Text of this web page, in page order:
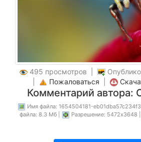
495 просмотров |
Пожаловаться
Комментарий автора:
Имя файла: 1654504181-
файла: 8.3 Мб |
Разрешение: 5472x3648 |